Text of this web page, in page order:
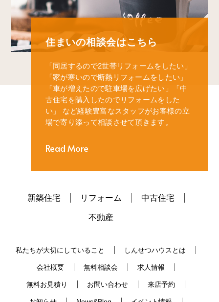
住まいの相談会はこちら
「同居するので2世帯リフォームをしたい」
「家が寒いので断熱リフォームをしたい」
「車が増えたので駐車場を広げたい」
「中
古住宅を購入したのでリフォームをした
い」
など経験豊富なスタッフがお客様の立
場で寄り添って相談させて頂きます。
Read More
新築住宅 リフォーム
中古住宅
不動産
私たちが大切にしていること しんせつハウスとは
会社概要 無料相談会 求人情報
無料お見積り お問い合わせ 来店予約